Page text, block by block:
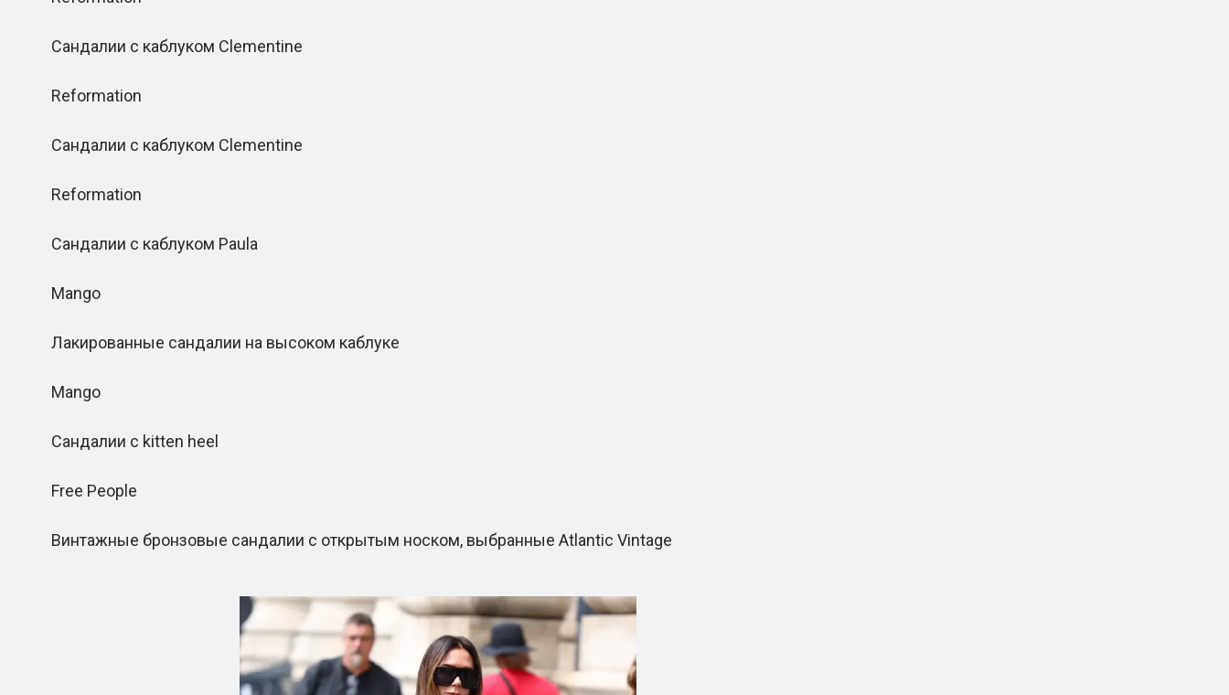
Сандалии с каблуком Clementine
Reformation
Сандалии с каблуком Clementine
Reformation
Сандалии с каблуком Paula
Mango
Лакированные сандалии на высоком каблуке
Mango
Сандалии с kitten heel
Free People
Винтажные бронзовые сандалии с открытым носком, выбранные Atlantic Vintage